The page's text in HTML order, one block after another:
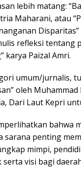
lebih matang:
Maharani, atau
Disparitas”
refleksi tentang
karya Paizal Amri.
umum/jurnalis,
oleh Muhammad
Dari Laut Kepri
sarana penting
mimpi,
visi bagi